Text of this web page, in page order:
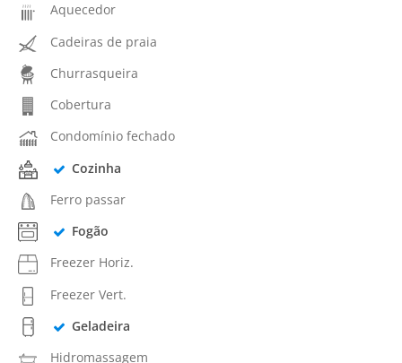
Aquecedor
Cadeiras de praia
Churrasqueira
Cobertura
Condomínio fechado
Cozinha
Ferro passar
Fogão
Freezer Horiz.
Freezer Vert.
Geladeira
Hidromassagem